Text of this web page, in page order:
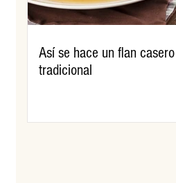
Así se hace un flan casero
tradicional